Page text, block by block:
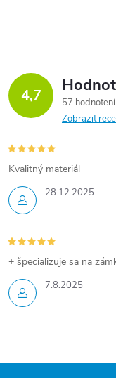
4,7
57 hodnotení
Zobraziť
28.12.2025
Kvalitný materiál
7.8.2025
+ špecializuje sa na